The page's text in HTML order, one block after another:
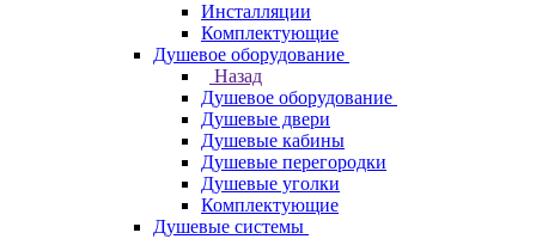
Инсталляции
Комплектующие
Душевое оборудование
Назад
Душевое оборудование
Душевые двери
Душевые кабины
Душевые перегородки
Душевые уголки
Комплектующие
Душевые системы